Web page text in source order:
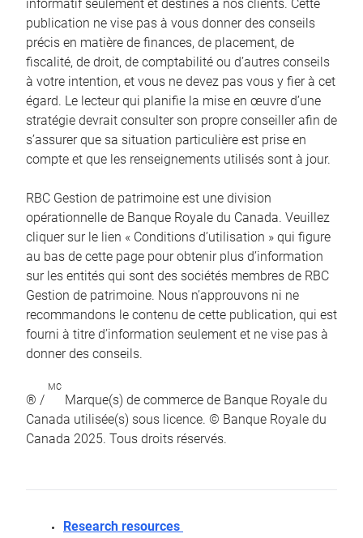
informatif seulement et destinés à nos clients. Cette
publication ne vise pas à vous donner des conseils
précis en matière de finances, de placement, de
fiscalité, de droit, de comptabilité ou d’autres conseils
à votre intention, et vous ne devez pas vous y fier à cet
égard. Le lecteur qui planifie la mise en œuvre d’une
stratégie devrait consulter son propre conseiller afin de
s’assurer que sa situation particulière est prise en
compte et que les renseignements utilisés sont à jour.
RBC Gestion de patrimoine est une division
opérationnelle de Banque Royale du Canada. Veuillez
cliquer sur le lien « Conditions d’utilisation » qui figure
au bas de cette page pour obtenir plus d’information
sur les entités qui sont des sociétés membres de RBC
Gestion de patrimoine. Nous n’approuvons ni ne
recommandons le contenu de cette publication, qui est
fourni à titre d’information seulement et ne vise pas à
donner des conseils.
® /
MC
Marque(s) de commerce de Banque Royale du
Canada utilisée(s) sous licence. © Banque Royale du
Canada 2025. Tous droits réservés.
Research resources